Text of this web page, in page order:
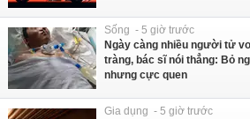
Sống - 5 giờ trước
Ngày càng nhiều người tử
tràng, bác sĩ nói thẳng: Bỏ
nhưng cực quen
Gia dụng - 5 giờ trước